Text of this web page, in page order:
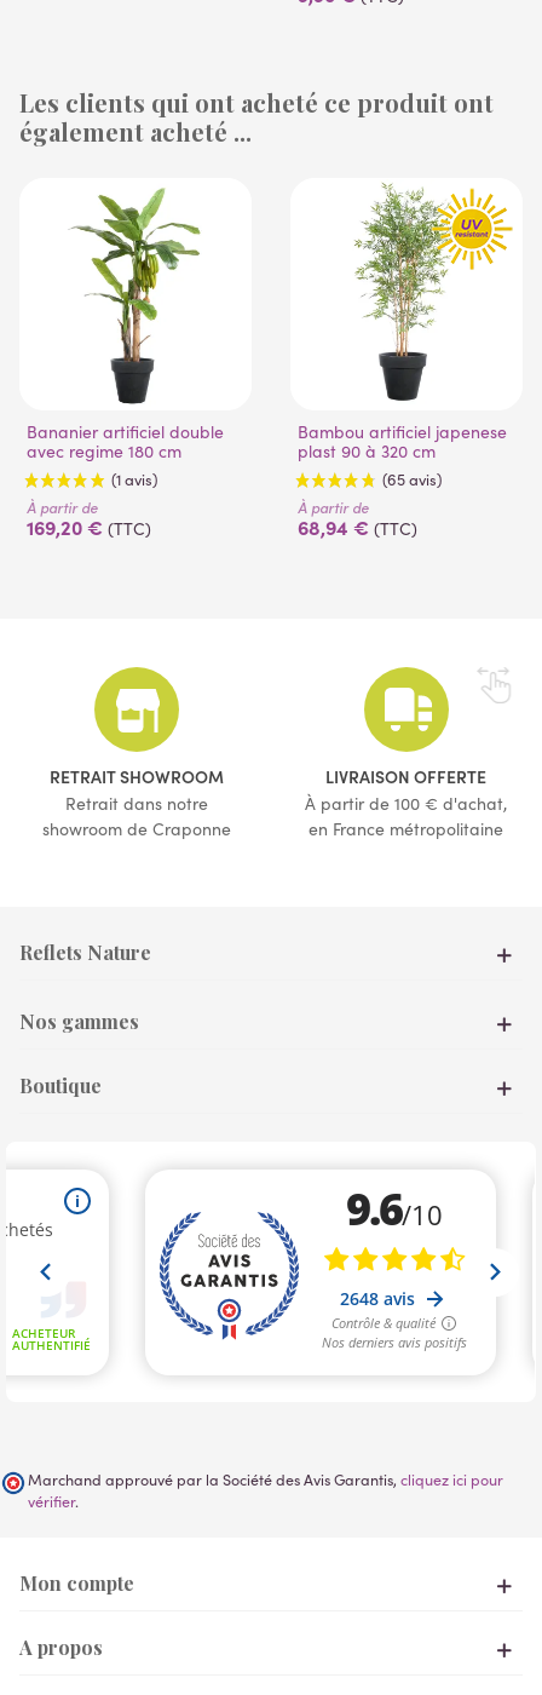
(53 avis)
Les clients qui ont acheté ce produit ont
également acheté ...
Bananier artificiel double
avec regime 180 cm
(1 avis)
À partir de
169,20 € (TTC)
Bambou artificiel japenese
plast 90 à 320 cm
(65 avis)
À partir de
68,94 € (TTC)
RETRAIT SHOWROOM
Retrait dans notre
showroom de Craponne
LIVRAISON OFFERTE
À partir de 100 € d'achat,
en France métropolitaine
Reflets Nature
Nos gammes
Boutique
Marchand approuvé par la Société des Avis Garantis, cliquez ici pour
vérifier.
Mon compte
A propos